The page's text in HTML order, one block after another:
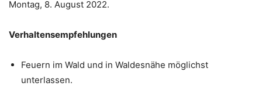
Montag, 8. August 2022.
Verhaltensempfehlungen
Feuern im Wald und in Waldesnähe möglichst
unterlassen.